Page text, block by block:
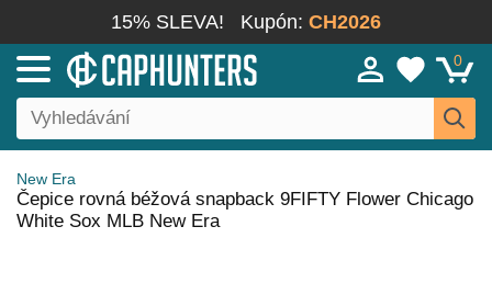
15% SLEVA! Kupón: CH2026
0
New Era
Čepice rovná béžová snapback 9FIFTY Flower Chicago
White Sox MLB New Era